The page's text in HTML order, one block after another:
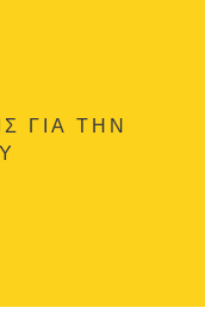
ΓΙΑ ΤΗΝ